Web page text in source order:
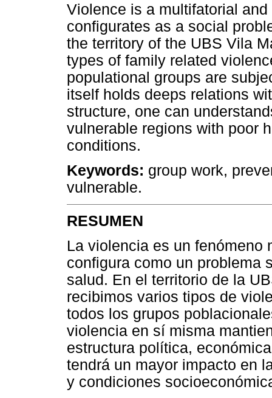
Violence is a multifatorial
configurates as a social
the territory of the UBS Vila
types of family related
populational groups are
itself holds deeps relations
structure, one can
vulnerable regions with poor
conditions.
Keywords: group work,
vulnerable.
RESUMEN
La violencia es un fenómeno
configura como un problema
salud. En el territorio de la
recibimos varios tipos de
todos los grupos
violencia en sí misma
estructura política,
tendrá un mayor impacto en
y condiciones